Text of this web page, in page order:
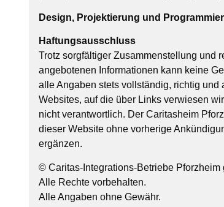
Design, Projektierung und
Haftungsausschluss
Trotz sorgfältiger Zusammenstellung und
angebotenen Informationen kann keine
alle Angaben stets vollständig, richtig und
Websites, auf die über Links verwiesen
nicht verantwortlich. Der Caritasheim
dieser Website ohne vorherige
ergänzen.
© Caritas-Integrations-Betriebe Pforzheim
Alle Rechte vorbehalten.
Alle Angaben ohne Gewähr.